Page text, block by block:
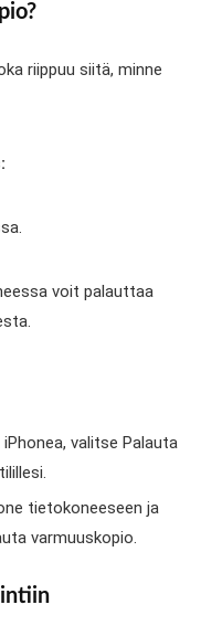
riippuu siitä, minne
voit palauttaa
valitse Palauta
tietokoneeseen ja
varmuuskopio.